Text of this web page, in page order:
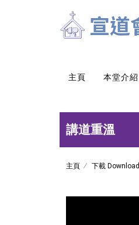
主頁 本堂介紹
講道重溫
主頁 下載 Download